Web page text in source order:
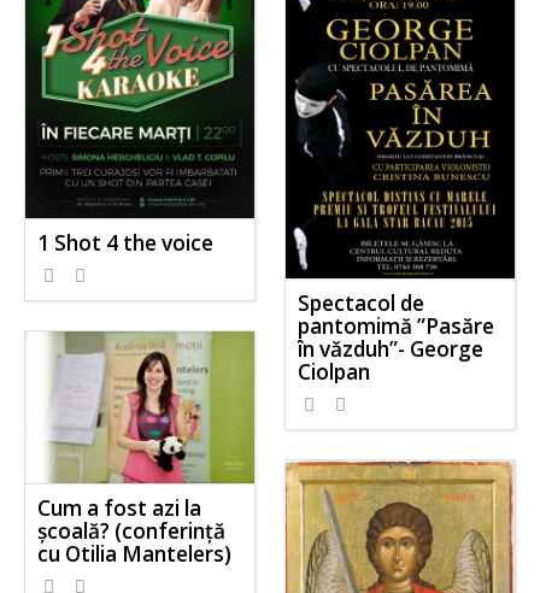
1 Shot 4 the voice
Spectacol de
pantomimă ”Pasăre
în văzduh”- George
Ciolpan
Cum a fost azi la
școală? (conferință
cu Otilia Mantelers)